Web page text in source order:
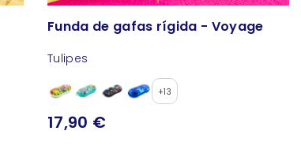
Funda de gafas rígida - Voyage
Tulipes
+13
17,90 €